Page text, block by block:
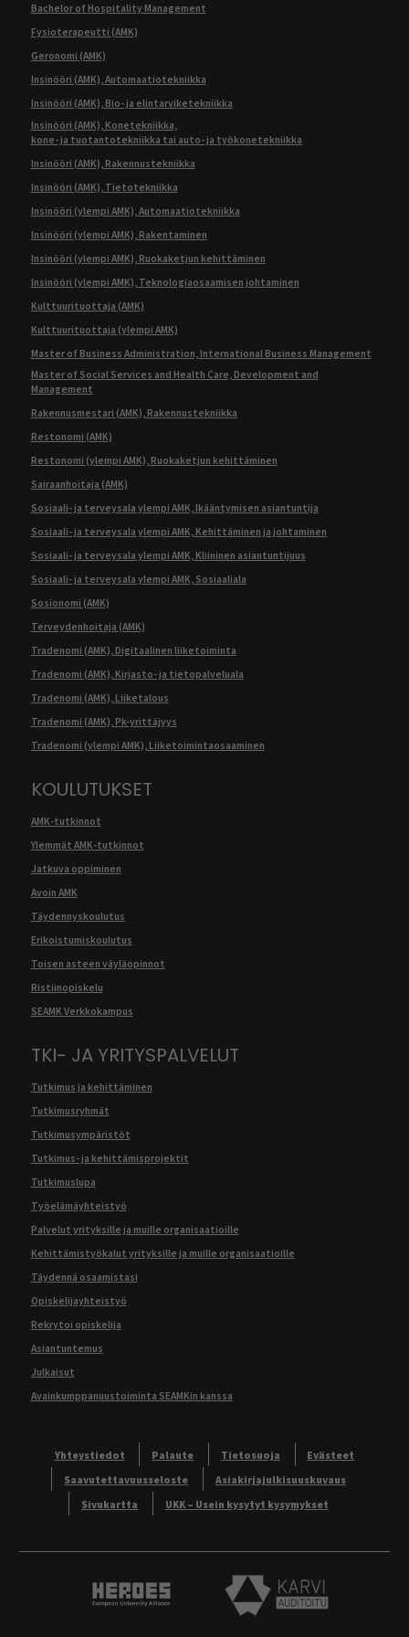
Bachelor of Hospitality Management
Fysioterapeutti (AMK)
Geronomi (AMK)
Insinööri (AMK), Automaatiotekniikka
Insinööri (AMK), Bio- ja elintarviketekniikka
Insinööri (AMK), Konetekniikka,
kone- ja tuotantotekniikka tai auto- ja työkonetekniikka
Insinööri (AMK), Rakennustekniikka
Insinööri (AMK), Tietotekniikka
Insinööri (ylempi AMK), Automaatiotekniikka
Insinööri (ylempi AMK), Rakentaminen
Insinööri (ylempi AMK), Ruokaketjun kehittäminen
Insinööri (ylempi AMK), Teknologiaosaamisen johtaminen
Kulttuurituottaja (AMK)
Kulttuurituottaja (ylempi AMK)
Master of Business Administration, International Business Management
Master of Social Services and Health Care, Development and
Management
Rakennusmestari (AMK), Rakennustekniikka
Restonomi (AMK)
Restonomi (ylempi AMK), Ruokaketjun kehittäminen
Sairaanhoitaja (AMK)
Sosiaali- ja terveysala ylempi AMK, Ikääntymisen asiantuntija
Sosiaali- ja terveysala ylempi AMK, Kehittäminen ja johtaminen
Sosiaali- ja terveysala ylempi AMK, Kliininen asiantuntijuus
Sosiaali- ja terveysala ylempi AMK, Sosiaaliala
Sosionomi (AMK)
Terveydenhoitaja (AMK)
Tradenomi (AMK), Digitaalinen liiketoiminta
Tradenomi (AMK), Kirjasto- ja tietopalveluala
Tradenomi (AMK), Liiketalous
Tradenomi (AMK), Pk-yrittäjyys
Tradenomi (ylempi AMK), Liiketoimintaosaaminen
KOULUTUKSET
AMK-tutkinnot
Ylemmät AMK-tutkinnot
Jatkuva oppiminen
Avoin AMK
Täydennyskoulutus
Erikoistumiskoulutus
Toisen asteen väyläopinnot
Ristiinopiskelu
SEAMK Verkkokampus
TKI- JA YRITYSPALVELUT
Tutkimus ja kehittäminen
Tutkimusryhmät
Tutkimusympäristöt
Tutkimus- ja kehittämisprojektit
Tutkimuslupa
Työelämäyhteistyö
Palvelut yrityksille ja muille organisaatioille
Kehittämistyökalut yrityksille ja muille organisaatioille
Täydennä osaamistasi
Opiskelijayhteistyö
Rekrytoi opiskelija
Asiantuntemus
Julkaisut
Avainkumppanuustoiminta SEAMKin kanssa
Yhteystiedot Palaute Tietosuoja
Evästeet
Saavutettavuusseloste
Asiakirjajulkisuuskuvaus
Sivukartta
UKK – Usein kysytyt kysymykset
Heroes European University Alliance logo
Karvi Auditoitu logo